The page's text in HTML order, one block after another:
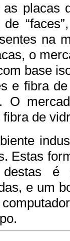
as placas
na
o
base
e fibra
O
de
Estas
destas é
e um